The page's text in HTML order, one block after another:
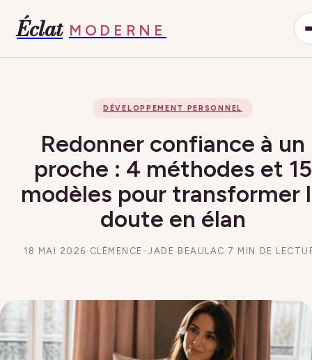
Éclat MODERNE
DÉVELOPPEMENT PERSONNEL
Redonner confiance à un
proche : 4 méthodes et 15
modèles pour transformer
doute en élan
18 MAI 2026 · CLÉMENCE-JADE BEAULAC · 7 MIN DE